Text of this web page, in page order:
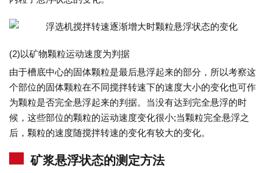
(2)以矿物颗粒运动速度为判据
由于槽底中心的固体颗粒是最后悬浮起来的部分，所以考察这
个部位的固体颗粒在不同搅拌转速下的速度大小的变化也可作
为颗粒是否完全悬浮起来的判据。当没有达到完全悬浮的时
候，这些部位的颗粒的运动速度变化很小;当颗粒完全悬浮之
后，颗粒的速度随搅拌转速的变化有较大的变化。
矿浆悬浮状态的测定方法